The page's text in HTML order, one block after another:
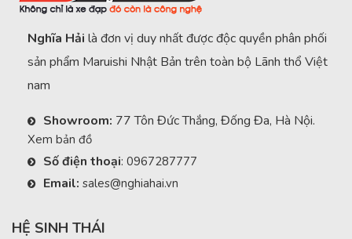
Nghĩa Hải là đơn vị duy nhất được độc quyền phân phối
sản phẩm Maruishi Nhật Bản trên toàn bộ Lãnh thổ Việt
nam
Showroom: 77 Tôn Đức Thắng, Đống Đa, Hà Nội.
Xem bản đồ
Số điện thoại: 0967287777
Email: sales@nghiahai.vn
HỆ SINH THÁI